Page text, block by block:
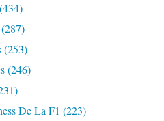
(253)
(246)
De La F1 (223)